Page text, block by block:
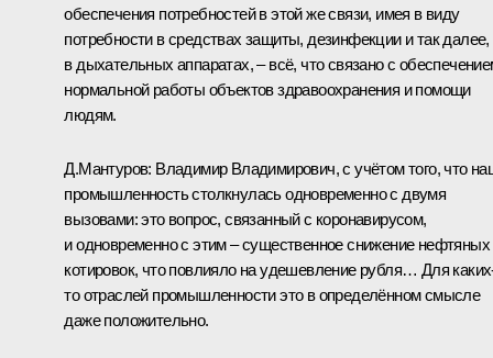
обеспечения потребностей в этой же связи, имея в виду
потребности в средствах защиты, дезинфекции и так далее,
в дыхательных аппаратах, – всё, что связано с
нормальной работы объектов здравоохранения и помощи
людям.
Д.Мантуров: Владимир Владимирович, с учётом того, что
промышленность столкнулась одновременно с двумя
вызовами: это вопрос, связанный с коронавирусом,
и одновременно с этим – существенное снижение нефтяных
котировок, что повлияло на удешевление рубля… Для
то отраслей промышленности это в определённом смысле
даже положительно.